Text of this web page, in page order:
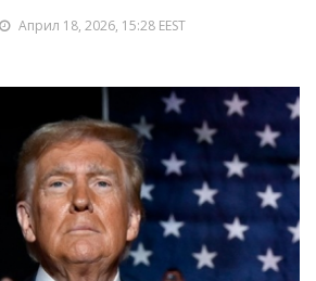
Април 18, 2026, 15:28 EEST